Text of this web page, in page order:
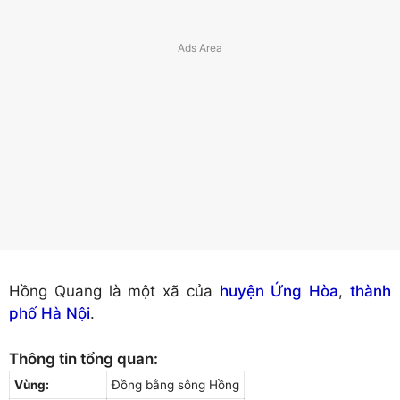
Hồng Quang là một xã của huyện Ứng Hòa,thành
phố Hà Nội.
Thông tin tổng quan:
Vùng: Đồng bằng sông Hồng